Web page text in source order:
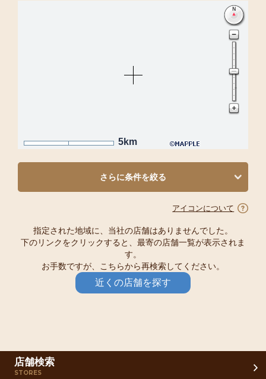
5km
さらに条件を絞る
アイコンについて
指定された地域に、当社の店舗はありませんでした。
下のリンクをクリックすると、最寄の店舗一覧が表示されま
す。
お手数ですが、こちらから再検索してください。
近くの店舗を探す
店舗検索
STORES